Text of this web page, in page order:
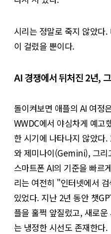
시리는 정말로 죽지 않았다
이 걸렸을 뿐이다.
AI 경쟁에서 뒤처진 2년,
돌이켜보면 애플의 AI 여정
WWDC에서 야심차게 예고
한 시기에 나타나지 않았다
와 제미나이(Gemini), 그리
스마트폰 AI의 기준을 빠르
리는 여전히 "인터넷에서
있었다. 지난 2년 동안 챗
플을 훌쩍 앞질렀고, 새로
는 냉정한 시선도 존재한다.